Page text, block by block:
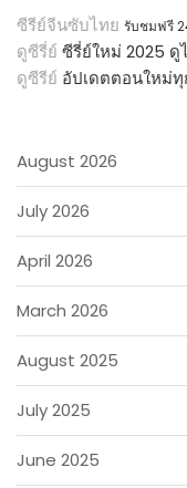
ซีรีย์จีนซับไทย รับชมฟรี
ดูซีรี่ย์ ซีรี่ย์ใหม่ 2025 ดู
ดูซีรีย์ อัปเดตตอนใหม่
August 2026
July 2026
April 2026
March 2026
August 2025
July 2025
June 2025